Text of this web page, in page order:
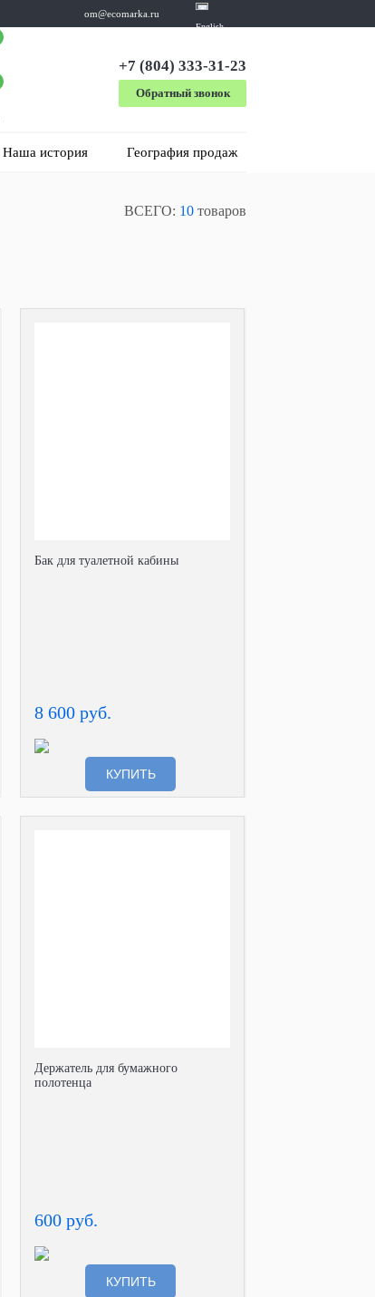
English
om@ecomarka.ru
+7 (804) 333-31-23
Обратный звонок
Наша история География продаж
ВСЕГО: 10 товаров
Бак для туалетной кабины
8 600 руб.
КУПИТЬ
Держатель для бумажного
полотенца
600 руб.
КУПИТЬ